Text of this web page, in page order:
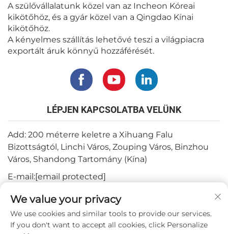
A szülővállalatunk közel van az Incheon Kóreai
kikötőhöz, és a gyár közel van a Qingdao Kínai
kikötőhöz.
A kényelmes szállítás lehetővé teszi a világpiacra
exportált áruk könnyű hozzáférését.
LÉPJEN KAPCSOLATBA VELÜNK
Add: 200 méterre keletre a Xihuang Falu
Bizottságtól, Linchi Város, Zouping Város, Binzhou
Város, Shandong Tartomány (Kína)
E-mail:[email protected]
Telefon:
+82-3180427370
Telefon: +86-15564344404
WhatsApp: +82-1022396668
We value your privacy
We use cookies and similar tools to provide our services.
If you don't want to accept all cookies, click Personalize